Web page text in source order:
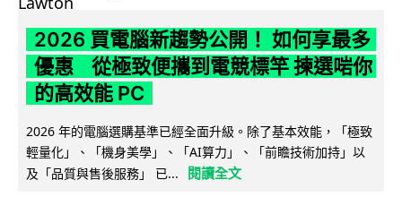
2026 買電腦新趨勢公開！ 如何享最多
優惠 從極致便攜到電競標竿 揀選啱你
的高效能 PC
2026 年的電腦選購基準已經全面升級。除了基本效能，「極致
輕量化」、「機身美學」、「AI算力」、「前瞻技術加持」以
及「品質與售後服務」 已...
閱讀全文